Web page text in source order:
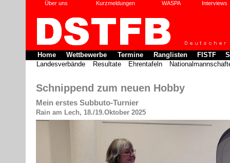
Über uns Kurzmeldungen WASPA Interviews
Home Wettbewerbe Termine Ranglisten FISTF
Landesverbände
Resultate Ehrentafeln
Schnippend zum neuen Hobby
Mein erstes Subbuto-Turnier
Rain am Lech, 18./19.Oktober 2025